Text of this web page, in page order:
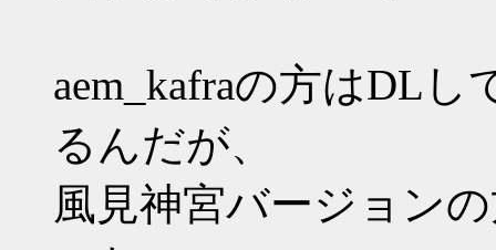
aem_kafraの方はDL
るんだが、
風見神宮バージョン